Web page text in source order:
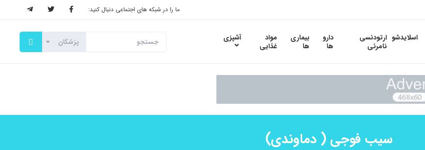
ما را در شبکه های اجتماعی دنبال کنید:
اسلایدشو ارتودنسی
نامرئی
دارو
ها
بیماری
ها
مواد
غذایی
آشپزی
سیب فوجی ( دماوندی)